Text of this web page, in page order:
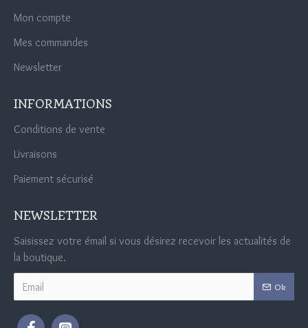
Mon compte
Mes commandes
Newsletter
INFORMATIONS
Conditions de vente
Livraisons
Paiement sécurisé
NEWSLETTER
Saisissez votre émail si vous désirez recevoir les actualités de
la boutique.
Ok